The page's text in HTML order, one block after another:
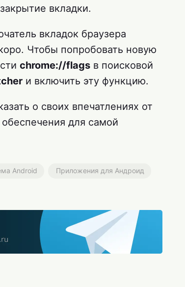
вкладки.
вкладок браузера
Чтобы попробовать новую
chrome://flags в поисковой
и включить эту функцию.
о своих впечатлениях от
для самой
Android Приложения для Андроид